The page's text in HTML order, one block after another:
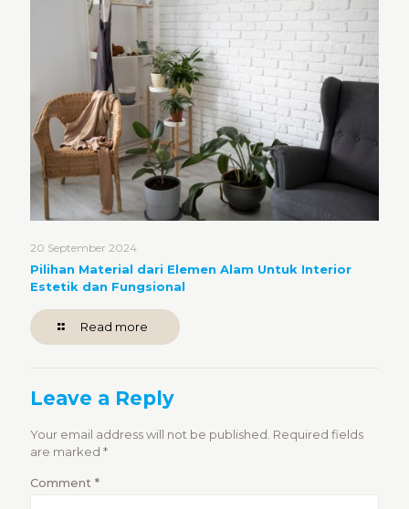
20 September 2024
Pilihan Material dari Elemen Alam Untuk Interior
Estetik dan Fungsional
Read more
Leave a Reply
Your email address will not be published. Required fields
are marked *
Comment *